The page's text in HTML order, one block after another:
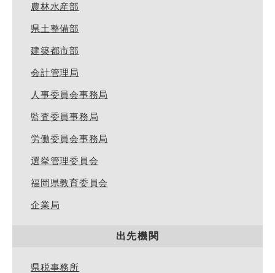
農林水産部
県土整備部
建築都市部
会計管理局
人事委員会事務局
監査委員事務局
労働委員会事務局
選挙管理委員会
福岡県教育委員会
企業局
出先機関
県税事務所